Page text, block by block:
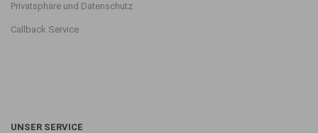
Privatsphäre und Datenschutz
Callback Service
UNSER SERVICE